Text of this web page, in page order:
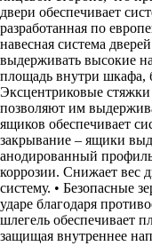
двери обеспечивает
разработанная по
навесная система
выдерживать высокие
площадь внутри шкафа,
Эксцентриковые
позволяют им
ящиков обеспечивает
закрывание – ящики
анодированный
коррозии. Снижает вес
систему. • Безопасные
ударе благодаря
шлегель обеспечивает
защищая внутреннее